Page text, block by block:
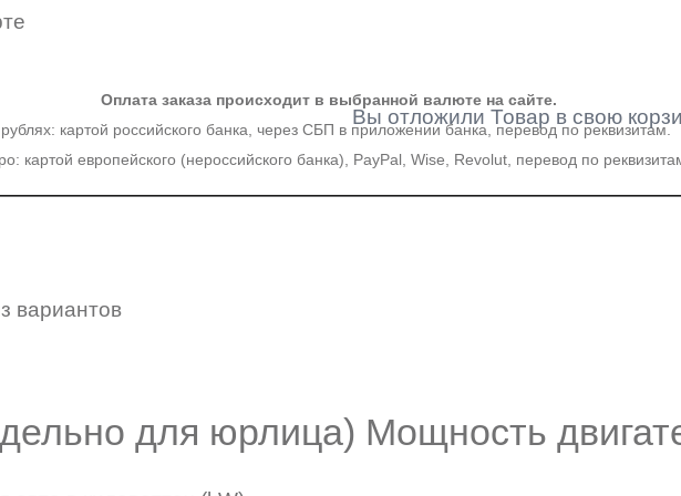
Вы отложили Товар в свою
Оплата заказа происходит в выбранной валюте на сайте.
картой российского банка, через СБП в приложении банка, перевод по реквизитам.
картой европейского (нероссийского банка), PayPal, Wise, Revolut, перевод по
вариантов
для юрлица) Мощность